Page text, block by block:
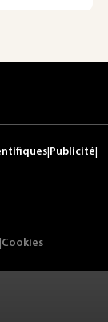
Publicité
Cookies